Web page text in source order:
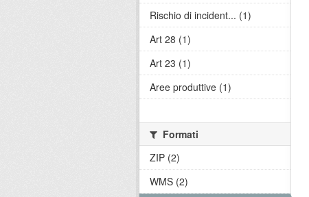
Rischio di incident... (1)
Art 28 (1)
Art 23 (1)
Aree produttive (1)
Formati
ZIP (2)
WMS (2)